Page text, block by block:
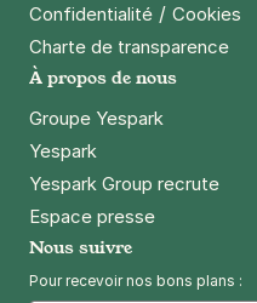
Confidentialité / Cookies
Charte de transparence
À propos de nous
Groupe Yespark
Yespark
Yespark Group recrute
Espace presse
Nous suivre
Pour recevoir nos bons plans :